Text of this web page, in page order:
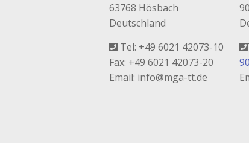
63768 Hösbach
Deutschland
Tel: +49 6021 42073-10
Fax: +49 6021 42073-20
Email: info@mga-tt.de